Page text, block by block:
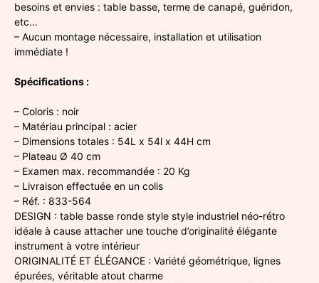
besoins et envies : table basse, terme de canapé, guéridon,
etc…
– Aucun montage nécessaire, installation et utilisation
immédiate !
Spécifications :
– Coloris : noir
– Matériau principal : acier
– Dimensions totales : 54L x 54l x 44H cm
– Plateau Ø 40 cm
– Examen max. recommandée : 20 Kg
– Livraison effectuée en un colis
– Réf. : 833-564
DESIGN : table basse ronde style style industriel néo-rétro
idéale à cause attacher une touche d’originalité élégante
instrument à votre intérieur
ORIGINALITÉ ET ÉLÉGANCE : Variété géométrique, lignes
épurées, véritable atout charme